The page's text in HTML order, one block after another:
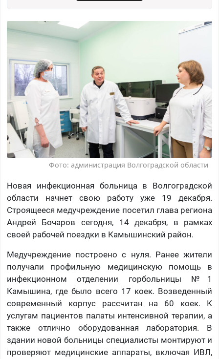
Фото: администрация Волгоградской области
Новая инфекционная больница в Волгоградской
области начнет свою работу уже 19 декабря.
Строящееся медучреждение посетил глава региона
Андрей Бочаров сегодня, 14 декабря, в рамках
своей рабочей поездки в Камышинский район.
Медучреждение построено с нуля. Ранее жители
получали профильную медицинскую помощь в
инфекционном отделении горбольницы №1
Камышина, где было всего 17 коек. Возведенный
современный корпус рассчитан на 60 коек. К
услугам пациентов палаты интенсивной терапии, а
также отлично оборудованная лаборатория. В
здании новой больницы специалисты монтируют и
проверяют медицинские аппараты, включая ИВЛ,